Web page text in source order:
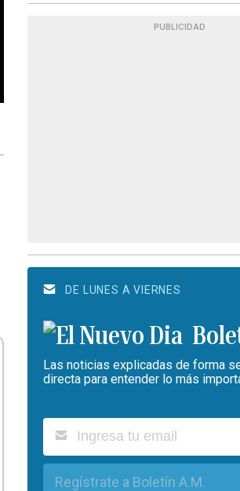
PUBLICIDAD
DE LUNES A VIERNES
Las noticias explicadas de forma
directa para entender lo más
Regístrate a Boletín A.M.